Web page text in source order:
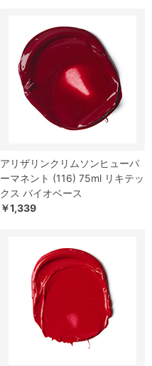
アリザリンクリムソンヒューパ
ーマネント (116) 75ml リキテッ
クス バイオベース
￥1,339